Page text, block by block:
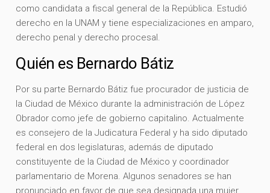
como candidata a fiscal general de la República. Estudió
derecho en la UNAM y tiene especializaciones en amparo,
derecho penal y derecho procesal.
Quién es Bernardo Bátiz
Por su parte Bernardo Bátiz fue procurador de justicia de
la Ciudad de México durante la administración de López
Obrador como jefe de gobierno capitalino. Actualmente
es consejero de la Judicatura Federal y ha sido diputado
federal en dos legislaturas, además de diputado
constituyente de la Ciudad de México y coordinador
parlamentario de Morena. Algunos senadores se han
pronunciado en favor de que sea designada una mujer